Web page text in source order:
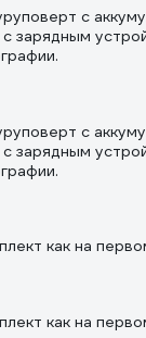
с
с зарядным
с
с зарядным
как на
как на